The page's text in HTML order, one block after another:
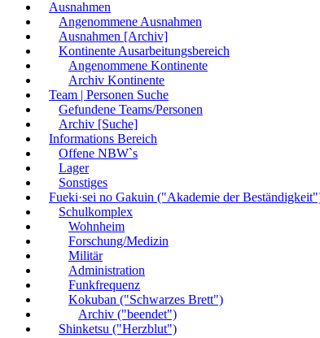
Ausnahmen
Angenommene Ausnahmen
Ausnahmen [Archiv]
Kontinente Ausarbeitungsbereich
Angenommene Kontinente
Archiv Kontinente
Team | Personen Suche
Gefundene Teams/Personen
Archiv [Suche]
Informations Bereich
Offene NBW`s
Lager
Sonstiges
Fueki·sei no Gakuin ("Akademie der
Schulkomplex
Wohnheim
Forschung/Medizin
Militär
Administration
Funkfrequenz
Kokuban ("Schwarzes Brett")
Archiv ("beendet")
Shinketsu ("Herzblut")